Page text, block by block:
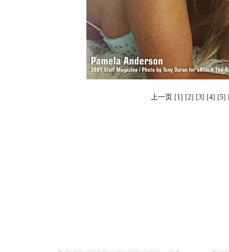
上一页 [1] [2] [3] [4] [5]